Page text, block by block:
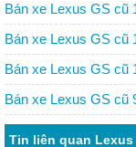
Bán xe Lexus GS cũ
Bán xe Lexus GS cũ
Bán xe Lexus GS cũ
Bán xe Lexus GS cũ
Tin liên quan Lexus